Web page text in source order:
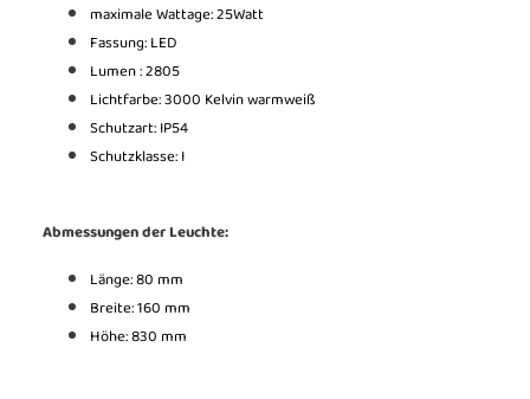
maximale Wattage: 25Watt
Fassung: LED
Lumen : 2805
Lichtfarbe: 3000 Kelvin warmweiß
Schutzart: IP54
Schutzklasse: I
Abmessungen der Leuchte:
Länge: 80 mm
Breite: 160 mm
Höhe: 830 mm